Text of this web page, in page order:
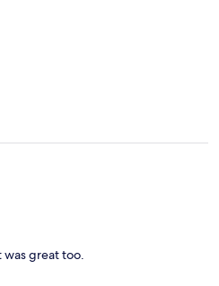
was great too.